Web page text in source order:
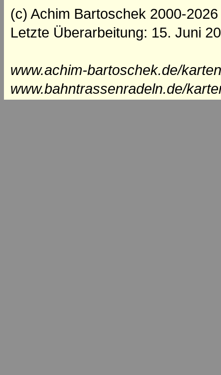
(c) Achim Bartoschek 2000-2026
Letzte Überarbeitung: 15. Juni
www.achim-bartoschek.de/
www.bahntrassenradeln.de/